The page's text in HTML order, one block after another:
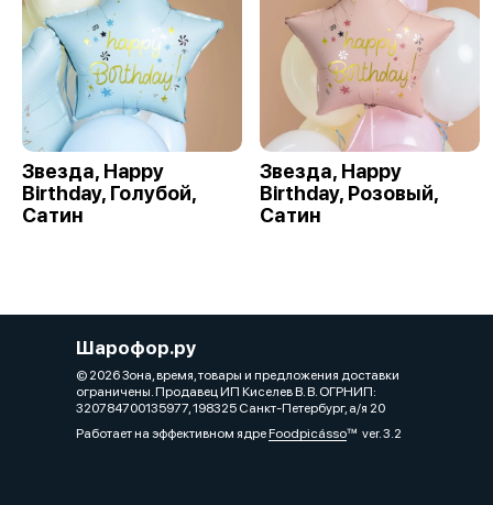
Звезда, Happy
Birthday, Голубой,
Сатин
Звезда, Happy
Birthday, Розовый,
Сатин
Шарофор.ру
© 2026 Зона, время, товары и предложения доставки
ограничены. Продавец ИП Киселев В. В. ОГРНИП:
320784700135977, 198325 Санкт-Петербург, а/я 20
Работает на эффективном ядреFoodpicássover. 3.2